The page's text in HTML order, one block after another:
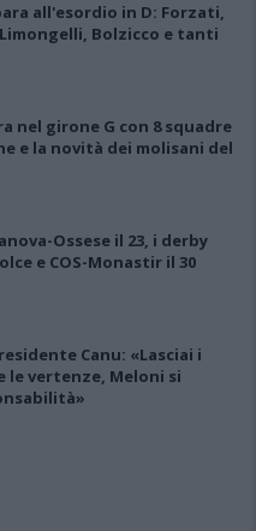
all'esordio in D: Forzati,
Bolzicco e tanti
nel girone G con 8 squadre
e la novità dei molisani del
Ossese il 23, i derby
e COS-Monastir il 30
Canu: «Lasciai i
le vertenze, Meloni si